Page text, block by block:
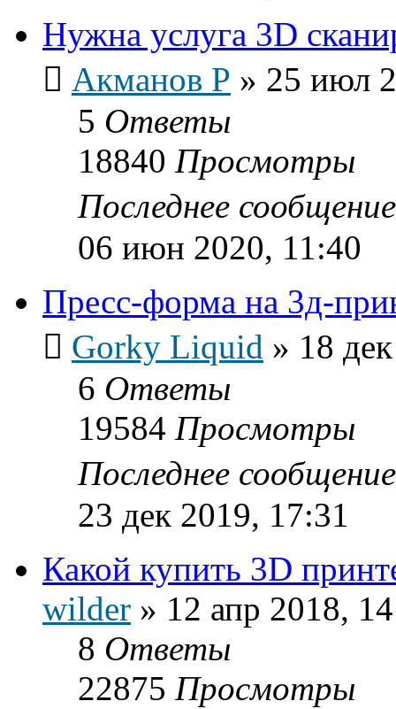
Нужна услуга 3D
Акманов Р » 25 июл
5 Ответы
18840 Просмотры
Последнее
06 июн 2020, 11:40
Пресс-форма на 3д-
Gorky Liquid » 18
6 Ответы
19584 Просмотры
Последнее
23 дек 2019, 17:31
Какой купить 3D
wilder » 12 апр 2018,
8 Ответы
22875 Просмотры